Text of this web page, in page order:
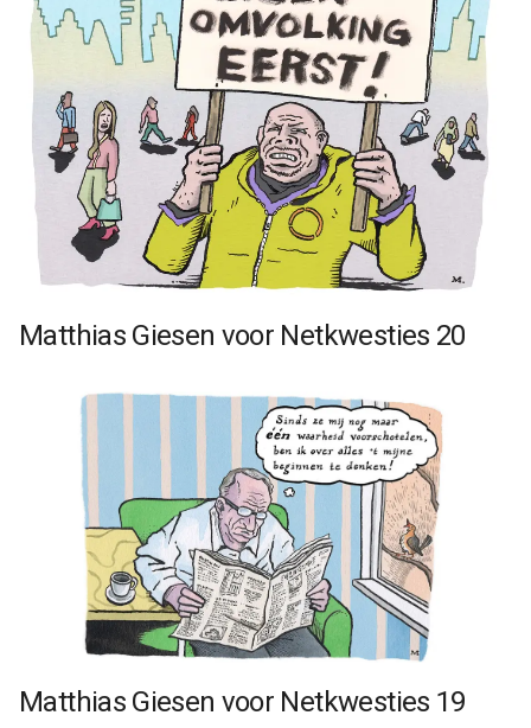
Matthias Giesen voor Netkwesties 20
Matthias Giesen voor Netkwesties 19